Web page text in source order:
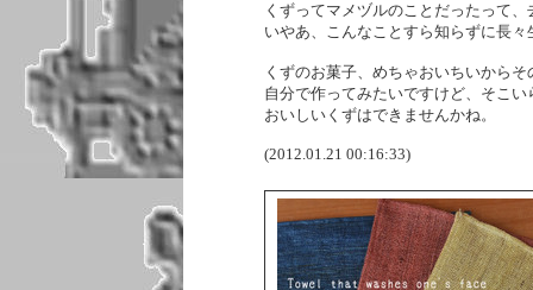
くずってマメヅルのことだったって
いやあ、こんなことすら知らずに長々
くずのお菓子、めちゃおいちいから
自分で作ってみたいですけど、そこ
おいしいくずはできませんかね。
(2012.01.21 00:16:33)